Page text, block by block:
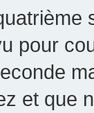
pour
et que